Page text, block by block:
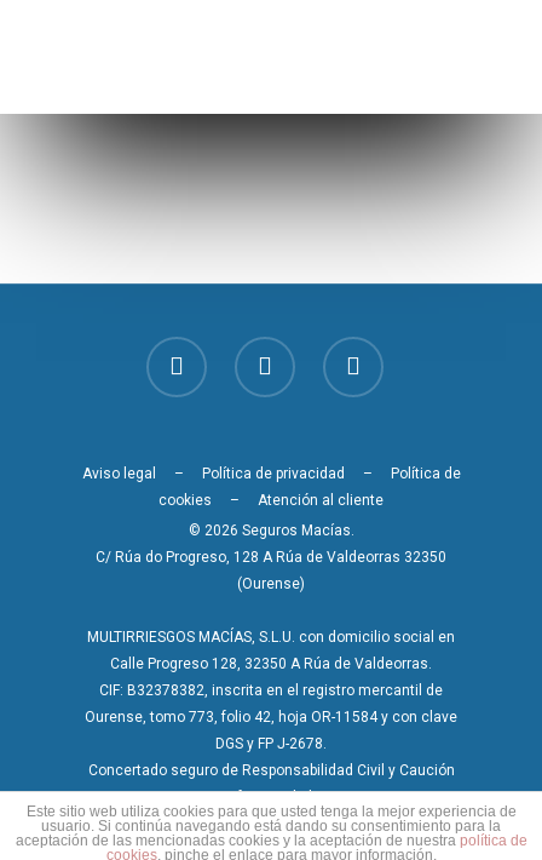
Aviso legal – Política de privacidad –
Política de
cookies – Atención al cliente
© 2026 Seguros Macías.
C/ Rúa do Progreso, 128 A Rúa de Valdeorras 32350
(Ourense)
MULTIRRIESGOS MACÍAS, S.L.U. con domicilio social en
Calle Progreso 128, 32350 A Rúa de Valdeorras.
CIF: B32378382, inscrita en el registro mercantil de
Ourense, tomo 773, folio 42, hoja OR-11584 y con clave
DGS y FP J-2678.
Concertado seguro de Responsabilidad Civil y Caución
conforme a la ley.
Este sitio web utiliza cookies para que usted tenga la mejor experiencia de
usuario. Si continúa navegando está dando su consentimiento para la
aceptación de las mencionadas cookies y la aceptación de nuestra política de
cookies, pinche el enlace para mayor información.